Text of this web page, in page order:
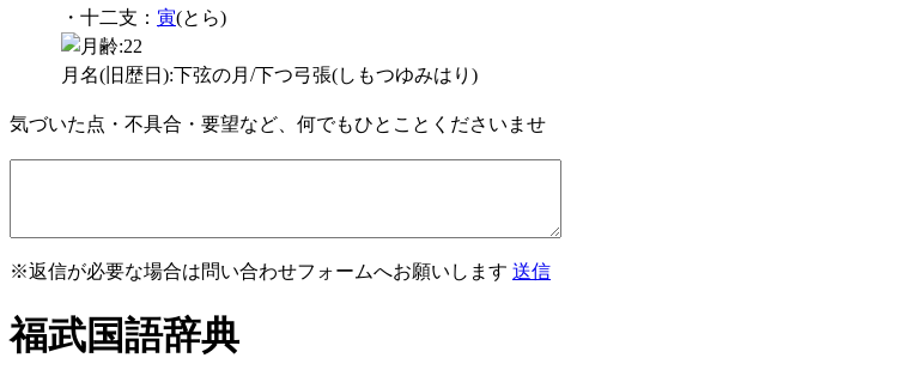
・十二支： 寅(とら)
月名(旧歴日):下弦の月/下つ弓張(しもつゆみはり)
気づいた点・不具合・要望など、何でもひとことくださいませ
※返信が必要な場合は問い合わせフォームへお願いします 送信
福武国語辞典